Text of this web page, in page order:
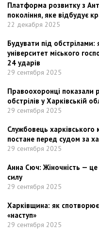
Платформа розвитку з
покоління, яке відбудує
22 декабря 2025
Будувати під обстрілами:
університет міського
24 ударів
29 сентября 2025
Правоохоронці показали
обстрілів у Харківській
29 сентября 2025
Службовець харківського
постане перед судом за
29 сентября 2025
Анна Сюч: Жіночність —
силу
29 сентября 2025
Харківщина: як
«наступ»
29 сентября 2025